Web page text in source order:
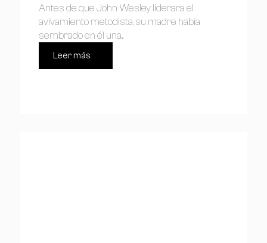
Antes de que John Wesley liderara el
avivamiento metodista, su madre había
sembrado en él una...
Leer más